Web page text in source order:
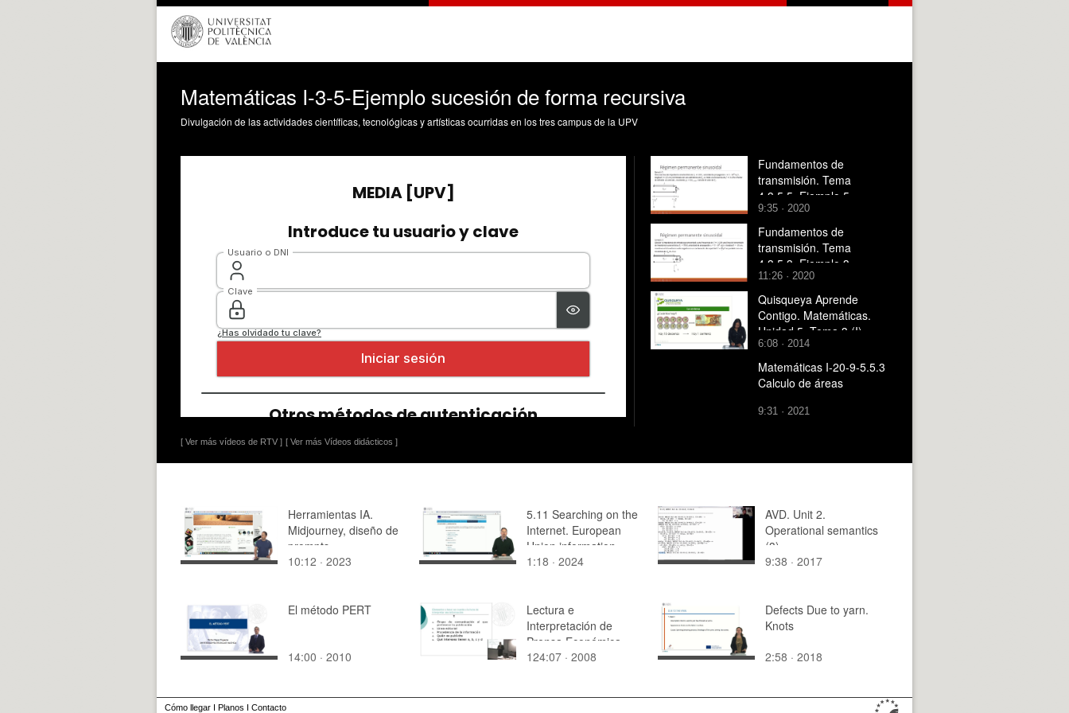
Matemáticas I-3-5-Ejemplo sucesión de forma recursiva
Divulgación de las actividades científicas, tecnológicas y artísticas ocurridas en los tres campus de la UPV
[ Ver más vídeos de RTV ] [ Ver más Vídeos didácticos ]
Fundamentos de
transmisión. Tema
4.3.5.5. Ejemplo 5.
9:35 · 2020
Fundamentos de
transmisión. Tema
4.3.5.3. Ejemplo 3.
11:26 · 2020
Quisqueya Aprende
Contigo. Matemáticas.
Unidad 5. Tema 3 (I)
6:08 · 2014
Matemáticas I-20-9-5.5.3
Calculo de áreas
9:31 · 2021
Herramientas IA.
Midjourney, diseño de
prompts.
10:12 · 2023
5.11 Searching on the
Internet. European
Union information
1:18 · 2024
AVD. Unit 2.
Operational semantics
(3)
9:38 · 2017
El método PERT
14:00 · 2010
Lectura e
Interpretación de
Prensa Económica
124:07 · 2008
Defects Due to yarn.
Knots
2:58 · 2018
Cómo llegar I Planos I Contacto